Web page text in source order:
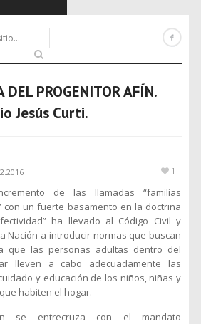
DEL PROGENITOR AFÍN.
Jesús Curti.
1
de las llamadas “familias
con un fuerte basamento en la doctrina
ha llevado al Código Civil y
Nación a introducir normas que buscan
que las personas adultas dentro del
lleven a cabo adecuadamente las
y educación de los niños, niñas y
habiten el hogar.
se entrecruza con el mandato